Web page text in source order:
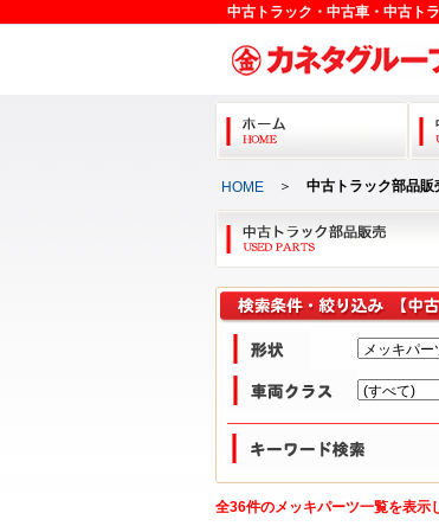
中古トラック・中古車・中古ト
HOME ＞ 中古トラック部品販
全36件のメッキパーツ一覧を表示